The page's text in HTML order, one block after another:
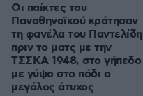
Οι παίκτες του
Παναθηναϊκού κράτησαν
τη φανέλα του Παντελίδη
πριν το ματς με την
ΤΣΣΚΑ 1948, στο γήπεδο
με γύψο στο πόδι ο
μεγάλος άτυχος